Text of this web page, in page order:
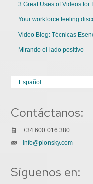
3 Great Uses of Videos
Your workforce feeling
Video Blog: Técnicas
Mirando el lado positivo
Español
Contáctanos:
+34 600 016 380
info@plonsky.com
Síguenos en: